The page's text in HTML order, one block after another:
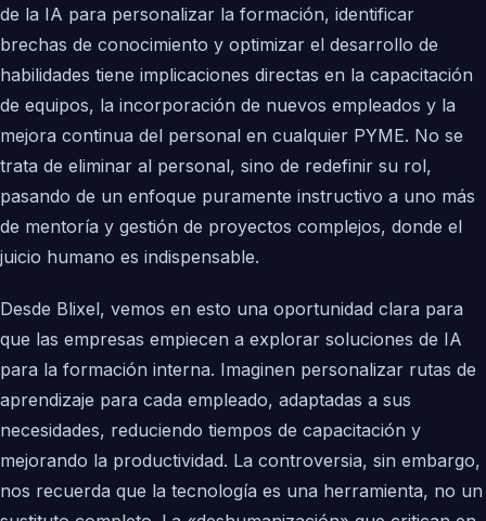
de la IA para personalizar la formación, identificar
brechas de conocimiento y optimizar el desarrollo de
habilidades tiene implicaciones directas en la capacitación
de equipos, la incorporación de nuevos empleados y la
mejora continua del personal en cualquier PYME. No se
trata de eliminar al personal, sino de redefinir su rol,
pasando de un enfoque puramente instructivo a uno más
de mentoría y gestión de proyectos complejos, donde el
juicio humano es indispensable.
Desde Blixel, vemos en esto una oportunidad clara para
que las empresas empiecen a explorar soluciones de IA
para la formación interna. Imaginen personalizar rutas de
aprendizaje para cada empleado, adaptadas a sus
necesidades, reduciendo tiempos de capacitación y
mejorando la productividad. La controversia, sin embargo,
nos recuerda que la tecnología es una herramienta, no un